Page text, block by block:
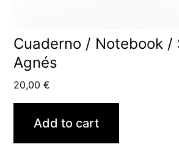
Cuaderno / Notebook /
Agnés
20,00€
Add to cart